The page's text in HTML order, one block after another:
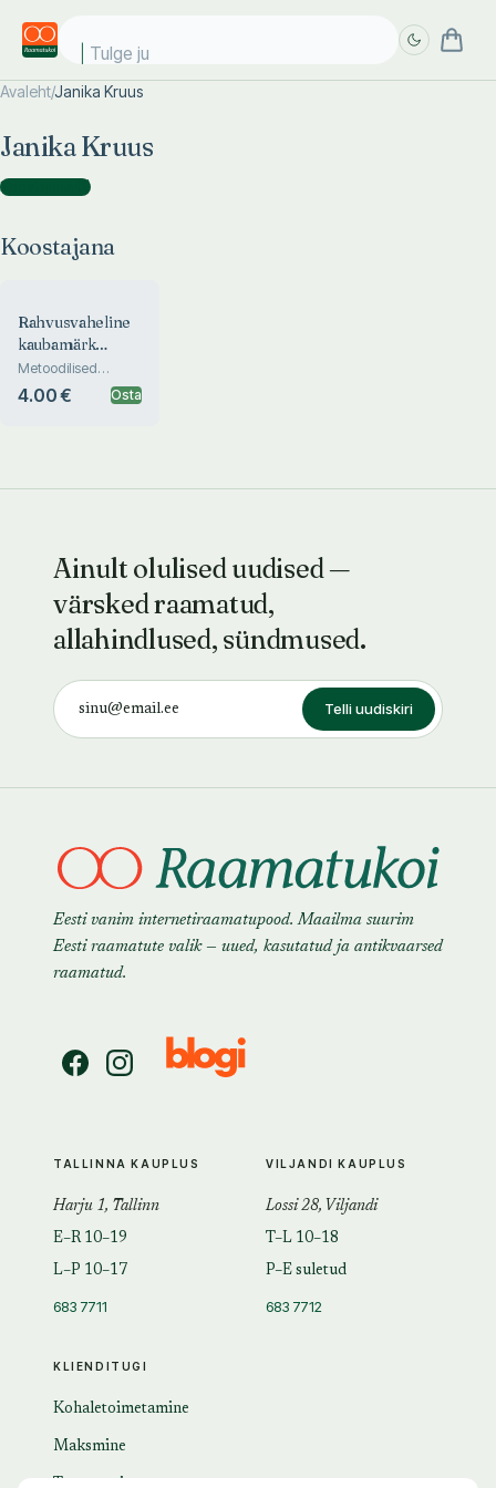
Tulge jub
Avaleht/Janika Kruus
Janika Kruus
Koostajana )
Koostajana
Rahvusvaheline
kaubamärk
Madridi süsteemi
alusel
Metoodilised
juhised ja taotluse
täitmise juhend
4.00 € Osta
Ainult olulised uudised —
värsked raamatud,
allahindlused, sündmused.
Telli uudiskiri
Eesti vanim internetiraamatupood. Maailma suurim
Eesti raamatute valik — uued, kasutatud ja antikvaarsed
raamatud.
KLIENDITUGI
Kohaletoimetamine
Maksmine
TALLINNA KAUPLUS
Harju 1, Tallinn
E–R 10–19
L–P 10–17
683 7711
VILJANDI KAUPLUS
Lossi 28, Viljandi
T–L 10–18
P–E suletud
683 7712